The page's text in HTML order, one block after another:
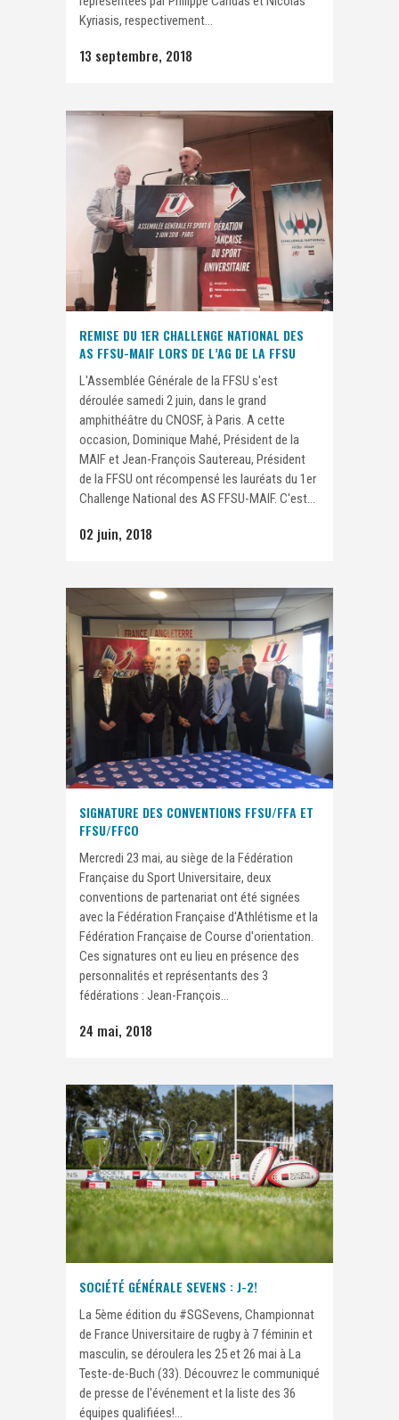
Kyriasis, respectivement...
13 septembre, 2018
REMISE DU 1ER CHALLENGE NATIONAL DES
AS FFSU-MAIF LORS DE L’AG DE LA FFSU
L'Assemblée Générale de la FFSU s'est
déroulée samedi 2 juin, dans le grand
amphithéâtre du CNOSF, à Paris. A cette
occasion, Dominique Mahé, Président de la
MAIF et Jean-François Sautereau, Président
de la FFSU ont récompensé les lauréats du 1er
Challenge National des AS FFSU-MAIF. C'est...
02 juin, 2018
SIGNATURE DES CONVENTIONS FFSU/FFA ET
FFSU/FFCO
Mercredi 23 mai, au siège de la Fédération
Française du Sport Universitaire, deux
conventions de partenariat ont été signées
avec la Fédération Française d'Athlétisme et la
Fédération Française de Course d'orientation.
Ces signatures ont eu lieu en présence des
personnalités et représentants des 3
fédérations : Jean-François...
24 mai, 2018
SOCIÉTÉ GÉNÉRALE SEVENS : J-2!
La 5ème édition du #SGSevens, Championnat
de France Universitaire de rugby à 7 féminin et
masculin, se déroulera les 25 et 26 mai à La
Teste-de-Buch (33). Découvrez le communiqué
de presse de l'événement et la liste des 36
équipes qualifiées!...